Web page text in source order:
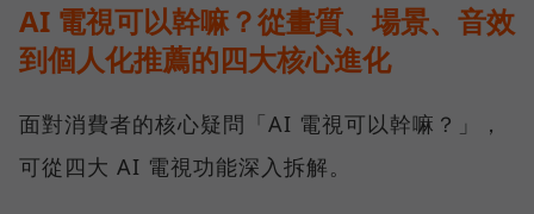
AI 電視可以幹嘛？從畫質、場景、音效
到個人化推薦的四大核心進化
面對消費者的核心疑問「AI 電視可以幹嘛？」，
可從四大 AI 電視功能深入拆解。